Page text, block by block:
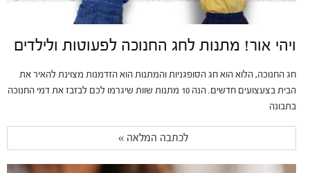
ויהי אור! מתנות לחג החנוכה לפעוטות ולילדים
חג החנוכה, הלוא הוא חג הסופגניות והמתנות הוא הזדמנות מצוינת להאיר את
הבית בצעצועים חדשים. הנה 10 מתנות שוות שיגרמו לכם לבזבז את דמי החנוכה
בתבונה
לכתבה המלאה »